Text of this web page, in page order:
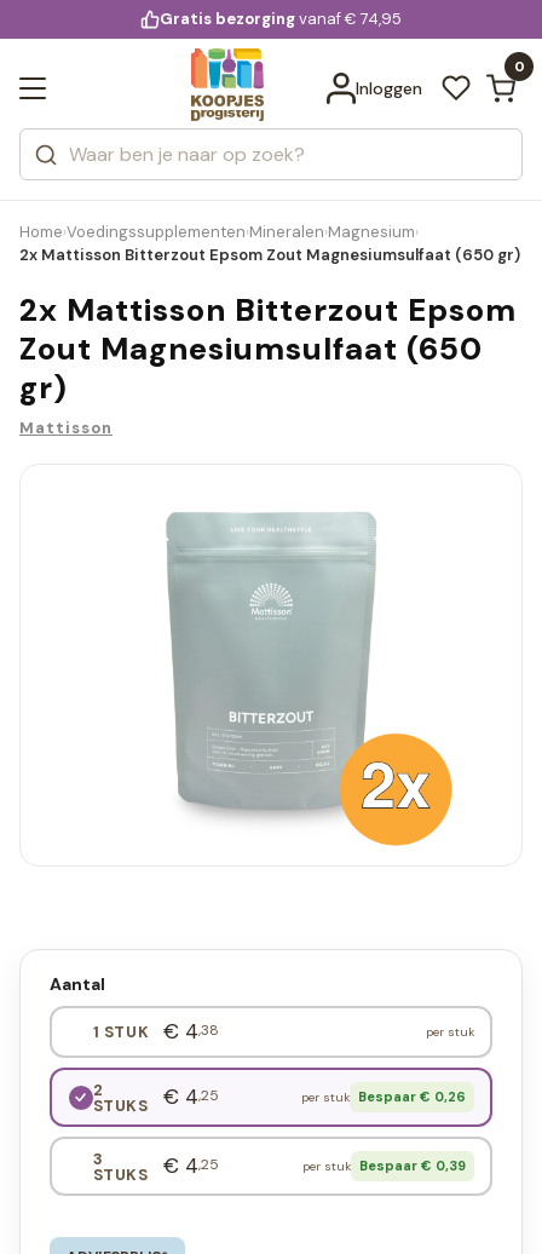
voor 20:00 uur besteld
Gratis bezorgingvanaf € 74,95
Inloggen
0
Zoeken
Categorieën
Merken
Bekijk alle resultaten
Home›Voedingssupplementen›Mineralen›Magnesium›
2x Mattisson Bitterzout Epsom Zout Magnesiumsulfaat (650 gr)
2x Mattisson Bitterzout Epsom
Zout Magnesiumsulfaat (650
gr)
Mattisson
Aantal
1 STUK € 4,38 per stuk
2
STUKS € 4,25 per stuk Bespaar € 0,26
3
STUKS € 4,25 per stuk Bespaar € 0,39